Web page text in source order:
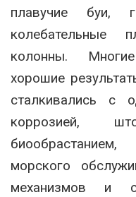
плавучие буи,
колебательные
колонны.
хорошие
сталкивались с
коррозией,
морского
механизмов и